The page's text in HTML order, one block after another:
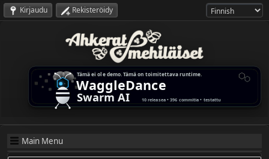
Kirjaudu Rekisteröidy
Main Menu